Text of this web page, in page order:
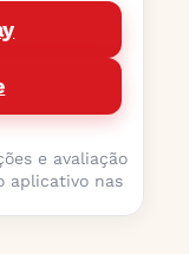
e avaliação
aplicativo nas